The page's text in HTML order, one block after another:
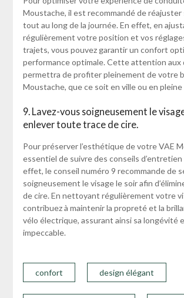
Moustache, il est recommandé de réajuster
tout au long de la journée. En effet, en
régulièrement votre position et vos
trajets, vous pouvez garantir un confort
performance optimale. Cette attention aux
permettra de profiter pleinement de votre
Moustache, que ce soit en ville ou en
9. Lavez-vous soigneusement le
enlever toute trace de cire.
Pour préserver l’esthétique de votre VAE
essentiel de suivre des conseils d’entretien
effet, le conseil numéro 9 recommande de
soigneusement le visage le soir afin
de cire. En nettoyant régulièrement votre
contribuez à maintenir la propreté et la
vélo électrique, assurant ainsi sa longévité
impeccable.
confort design élégant